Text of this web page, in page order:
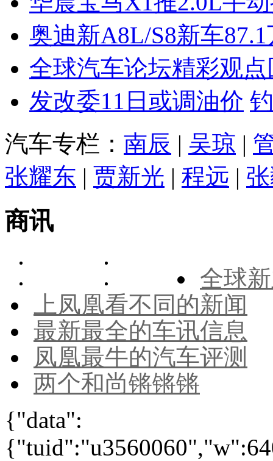
奥迪新A8L/S8新车
全球汽车论坛精彩观点
发改委11日或调油价
汽车专栏： 南辰 | 吴琼 |
张耀东 | 贾新光 | 程远 |
商讯
全球
上凤凰看不同的新闻
最新最全的车讯信息
凤凰最牛的汽车评测
两个和尚锵锵锵
{"data":